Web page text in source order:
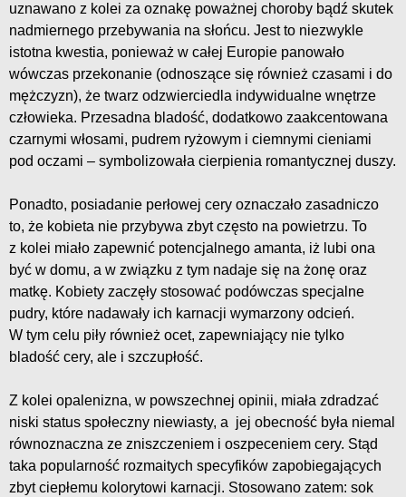
uznawano z kolei za oznakę poważnej choroby bądź skutek
nadmiernego przebywania na słońcu. Jest to niezwykle
istotna kwestia, ponieważ w całej Europie panowało
wówczas przekonanie (odnoszące się również czasami i do
mężczyzn), że twarz odzwierciedla indywidualne wnętrze
człowieka. Przesadna bladość, dodatkowo zaakcentowana
czarnymi włosami, pudrem ryżowym i ciemnymi cieniami
pod oczami – symbolizowała cierpienia romantycznej duszy.
Ponadto, posiadanie perłowej cery oznaczało zasadniczo
to, że kobieta nie przybywa zbyt często na powietrzu. To
z kolei miało zapewnić potencjalnego amanta, iż lubi ona
być w domu, a w związku z tym nadaje się na żonę oraz
matkę. Kobiety zaczęły stosować podówczas specjalne
pudry, które nadawały ich karnacji wymarzony odcień.
W tym celu piły również ocet, zapewniający nie tylko
bladość cery, ale i szczupłość.
Z kolei opalenizna, w powszechnej opinii, miała zdradzać
niski status społeczny niewiasty, a jej obecność była niemal
równoznaczna ze zniszczeniem i oszpeceniem cery. Stąd
taka popularność rozmaitych specyfików zapobiegających
zbyt ciepłemu kolorytowi karnacji. Stosowano zatem: sok